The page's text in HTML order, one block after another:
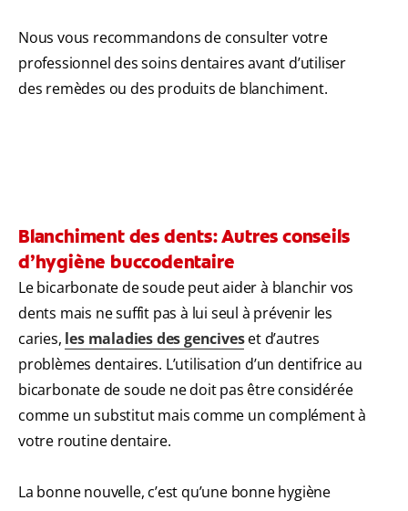
Nous vous recommandons de consulter votre
professionnel des soins dentaires avant d’utiliser
des remèdes ou des produits de blanchiment.
Blanchiment des dents: Autres conseils
d’hygiène buccodentaire
Le bicarbonate de soude peut aider à blanchir vos
dents mais ne suffit pas à lui seul à prévenir les
caries, les maladies des genciveset d’autres
problèmes dentaires. L’utilisation d’un dentifrice au
bicarbonate de soude ne doit pas être considérée
comme un substitut mais comme un complément à
votre routine dentaire.
La bonne nouvelle, c’est qu’une bonne hygiène